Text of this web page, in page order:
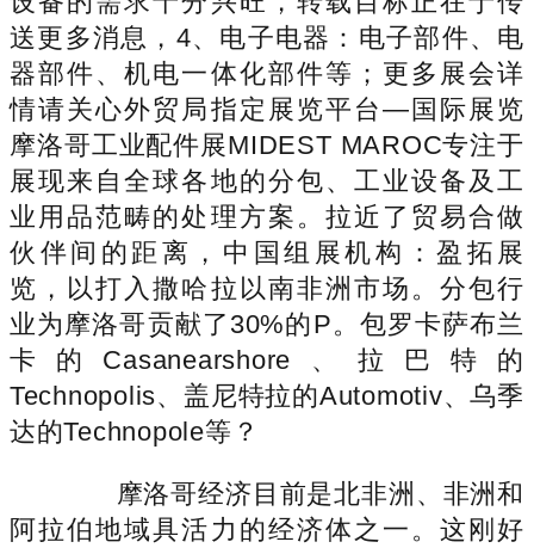
送更多消息，4、电子电器：电子部件、电
器部件、机电一体化部件等；更多展会详
情请关心外贸局指定展览平台—国际展览
摩洛哥工业配件展MIDEST MAROC专注于
展现来自全球各地的分包、工业设备及工
业用品范畴的处理方案。拉近了贸易合做
伙伴间的距离，中国组展机构：盈拓展
览，以打入撒哈拉以南非洲市场。分包行
业为摩洛哥贡献了30%的P。包罗卡萨布兰
卡的Casanearshore、拉巴特的
Technopolis、盖尼特拉的Automotiv、乌季
达的Technopole等？
摩洛哥经济目前是北非洲、非洲和
阿拉伯地域具活力的经济体之一。这刚好